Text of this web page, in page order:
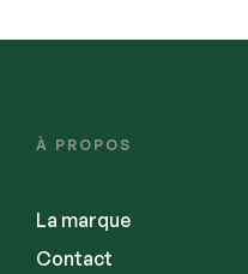
À PROPOS
La marque
Contact